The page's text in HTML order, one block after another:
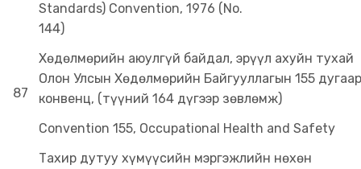
Standards) Convention, 1976 (No.
87
Хөдөлмөрийн аюулгүй байдал, эрүүл ахуйн тухай
Олон Улсын Хөдөлмөрийн Байгууллагын 155 дугаар
конвенц, (түүний 164 дүгээр зөвлөмж)
Convention 155, Occupational Health and Safety
Тахир дутуу хүмүүсийн мэргэжлийн нөхөн